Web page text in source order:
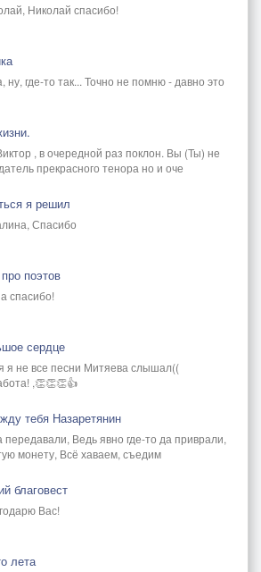
Николай спасибо!
ну, где-то так... Точно не помню - давно это
, в очередной раз поклон. Вы (Ты) не
прекрасного тенора но и оче
я решил
Спасибо
поэтов
спасибо!
сердце
я не все песни Митяева слышал((
,👏👏👏👍
тебя Назаретянин
передавали, Ведь явно где-то да приврали,
монету, Всё хаваем, съедим
благовест
Вас!
лета